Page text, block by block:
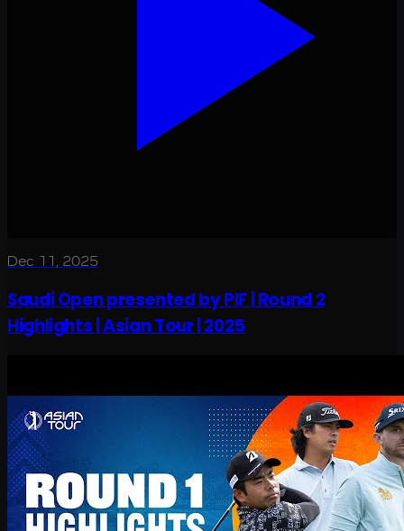
Dec 11, 2025
Saudi Open presented by PIF | Round 2
Highlights | Asian Tour | 2025